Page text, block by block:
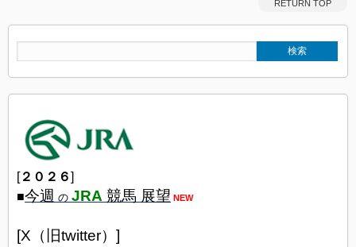
RETURN TOP
[２０２６]
■今週 の JRA 競馬 展望 NEW
[X（旧twitter）]